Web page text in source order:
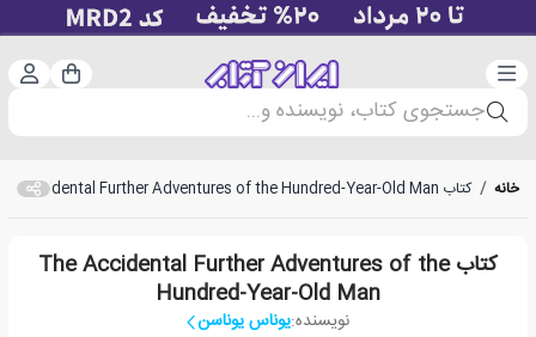
دسته‌بندی سبد
جستجوی کتاب، نویسنده و...
خانه / کتاب The Accidental Further Adventures of the Hundred-Year-Old Man
کتاب The Accidental Further Adventures of the
Hundred-Year-Old Man
نویسنده:یوناس یوناسن